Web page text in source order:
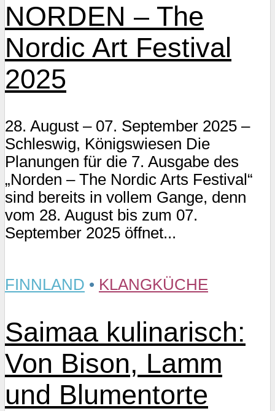
NORDEN – The
Nordic Art Festival
2025
28. August – 07. September 2025 –
Schleswig, Königswiesen Die
Planungen für die 7. Ausgabe des
„Norden – The Nordic Arts Festival“
sind bereits in vollem Gange, denn
vom 28. August bis zum 07.
September 2025 öffnet...
FINNLAND • KLANGKÜCHE
Saimaa kulinarisch:
Von Bison, Lamm
und Blumentorte